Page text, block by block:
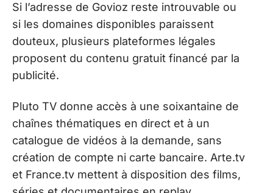
Si l’adresse de Govioz reste introuvable ou
si les domaines disponibles paraissent
douteux, plusieurs plateformes légales
proposent du contenu gratuit financé par la
publicité.
Pluto TV donne accès à une soixantaine de
chaînes thématiques en direct et à un
catalogue de vidéos à la demande, sans
création de compte ni carte bancaire. Arte.tv
et France.tv mettent à disposition des films,